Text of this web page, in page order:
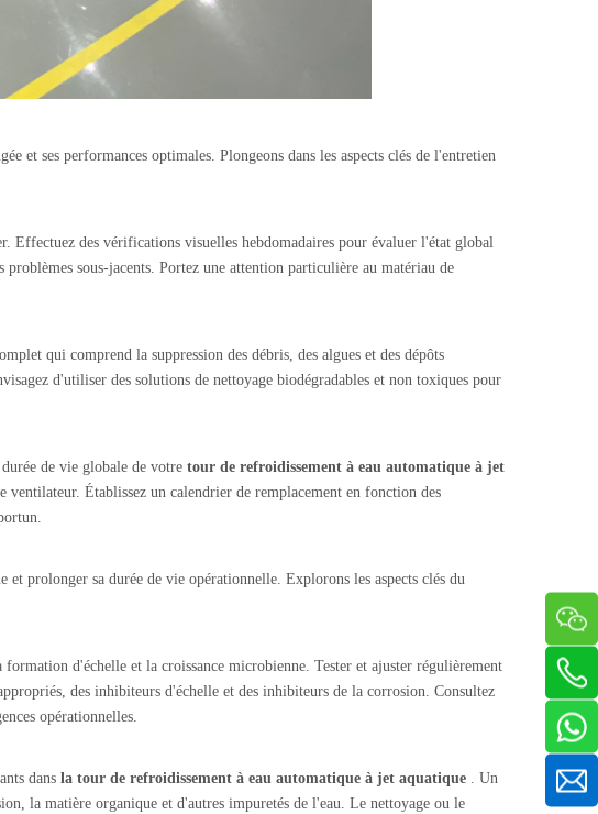
et ses performances optimales. Plongeons dans les aspects clés de l'entretien
Effectuez des vérifications visuelles hebdomadaires pour évaluer l'état global
sous-jacents. Portez une attention particulière au matériau de
qui comprend la suppression des débris, des algues et des dépôts
d'utiliser des solutions de nettoyage biodégradables et non toxiques pour
de vie globale de votre tour de refroidissement à eau automatique à jet
ventilateur. Établissez un calendrier de remplacement en fonction des
prolonger sa durée de vie opérationnelle. Explorons les aspects clés du
d'échelle et la croissance microbienne. Tester et ajuster régulièrement
des inhibiteurs d'échelle et des inhibiteurs de la corrosion. Consultez
opérationnelles.
dans la tour de refroidissement à eau automatique à jet aquatique . Un
la matière organique et d'autres impuretés de l'eau. Le nettoyage ou le